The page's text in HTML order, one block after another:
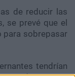
de reducir las
se prevé que el
para sobrepasar
tendrían